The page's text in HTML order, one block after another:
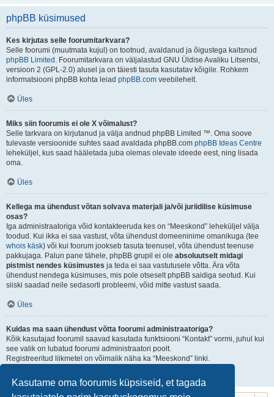
Kasutame oma foorumis küpsiseid, et tagada
phpBB küsimused
Kes kirjutas selle foorumitarkvara?
Selle foorumi (muutmata kujul) on tootnud, avaldanud ja õigustega kaitsnud
phpBB Limited . Foorumitarkvara on väljalastud GNU Üldise Avaliku Litsentsi,
versioon 2 (GPL-2.0) alusel ja on täiesti tasuta kasutatav kõigile. Rohkem
informatsiooni phpBB kohta leiad phpBB.com veebilehelt.
Üles
Miks siin foorumis ei ole X võimalust?
Selle tarkvara on kirjutanud ja välja andnud phpBB Limited ™. Oma soove
tulevaste versioonide suhtes saad avaldada phpBB.com phpBB Ideas Centre
leheküljel, kus saad hääletada juba olemas olevate ideede eest, ning lisada
oma.
Üles
Kellega ma ühendust võtan solvava materjali ja/või juriidilise küsimuse
osas?
Iga administraatoriga võid kontakteeruda kes on “Meeskond” leheküljel välja
toodud. Kui ikka ei saa vastust, võta ühendust domeeninime omanikuga (tee
whois käsk) või kui foorum jookseb tasuta teenusel, võta ühendust teenuse
pakkujaga. Palun pane tähele, phpBB grupil ei ole absoluutselt midagi
pistmist nendes küsimustes ja teda ei saa vastutusele võtta. Ära võta
ühendust nendega küsimuses, mis pole otseselt phpBB saidiga seotud. Kui
siiski saadad neile sedasorti probleemi, võid mitte vastust saada.
Üles
Kuidas ma saan ühendust võtta foorumi administraatoriga?
Kõik kasutajad foorumil saavad kasutada funktsiooni “Kontakt” vormi, juhul kui
see valik on lubatud foorumi administraatori poolt.
Registreeritud liikmetel on võimalik näha ka “Meeskond” linki.
Üles